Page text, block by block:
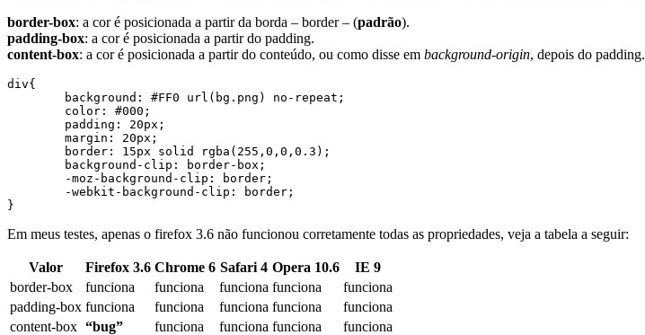
border-box: a cor é posicionada a partir da borda – border – (padrão).
padding-box: a cor é posicionada a partir do padding.
content-box: a cor é posicionada a partir do conteúdo, ou como disse em background-origin, depois do padding.
div{
Em meus testes, apenas o firefox 3.6 não funcionou corretamente todas as propriedades, veja a tabela a seguir:
Valor Firefox 3.6 Chrome 6 Safari 4 Opera 10.6
IE 9
border-box
funciona funciona funciona funciona
funciona
padding-box funciona funciona funciona funciona
funciona
content-box “bug” funciona funciona funciona funciona